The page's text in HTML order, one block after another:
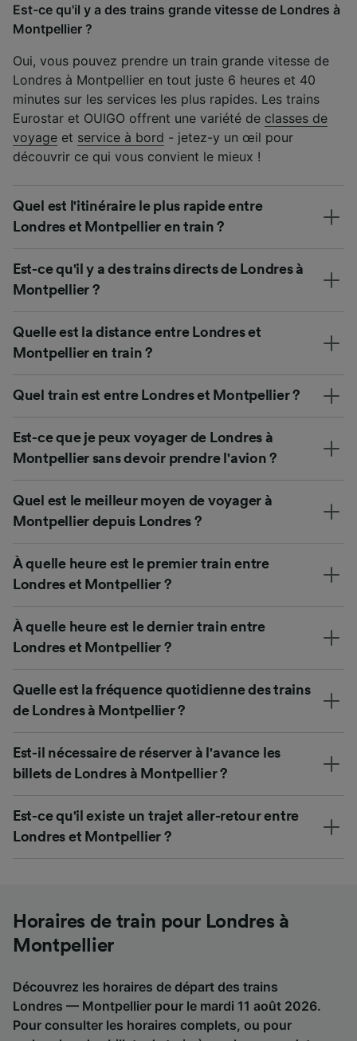
Est-ce qu'il y a des trains grande vitesse de Londres à
Montpellier ?
Oui, vous pouvez prendre un train grande vitesse de
Londres à Montpellier en tout juste 6 heures et 40
minutes sur les services les plus rapides. Les trains
Eurostar et OUIGO offrent une variété de classes de
voyage et service à bord - jetez-y un œil pour
découvrir ce qui vous convient le mieux !
Quel est l'itinéraire le plus rapide entre
Londres et Montpellier en train ?
Est-ce qu'il y a des trains directs de Londres à
Montpellier ?
Quelle est la distance entre Londres et
Montpellier en train ?
Quel train est entre Londres et Montpellier ?
Est-ce que je peux voyager de Londres à
Montpellier sans devoir prendre l'avion ?
Quel est le meilleur moyen de voyager à
Montpellier depuis Londres ?
À quelle heure est le premier train entre
Londres et Montpellier ?
À quelle heure est le dernier train entre
Londres et Montpellier ?
Quelle est la fréquence quotidienne des trains
de Londres à Montpellier ?
Est-il nécessaire de réserver à l'avance les
billets de Londres à Montpellier ?
Est-ce qu'il existe un trajet aller-retour entre
Londres et Montpellier ?
Horaires de train pour Londres à
Montpellier
Découvrez les horaires de départ des trains
Londres — Montpellier pour le mardi 11 août 2026.
Pour consulter les horaires complets, ou pour